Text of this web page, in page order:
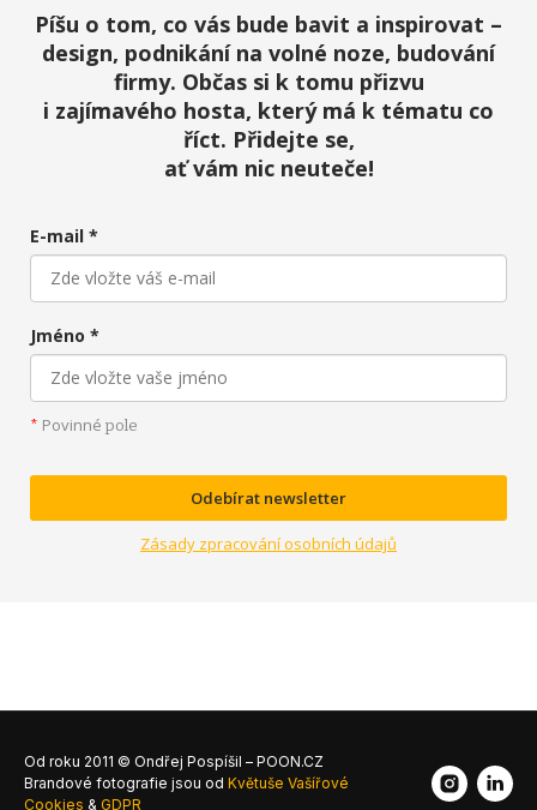
Píšu o tom, co vás bude bavit a inspirovat –
design, podnikání na volné noze, budování
firmy. Občas si k tomu přizvu
i zajímavého hosta, který má k tématu co
říct. Přidejte se,
ať vám nic neuteče!
E-mail *
Jméno *
* Povinné pole
Odebírat newsletter
Zásady zpracování osobních údajů
Od roku 2011 © Ondřej Pospíšil – POON.CZ
Brandové fotografie jsou od Květuše Vašířové
Cookies & GDPR